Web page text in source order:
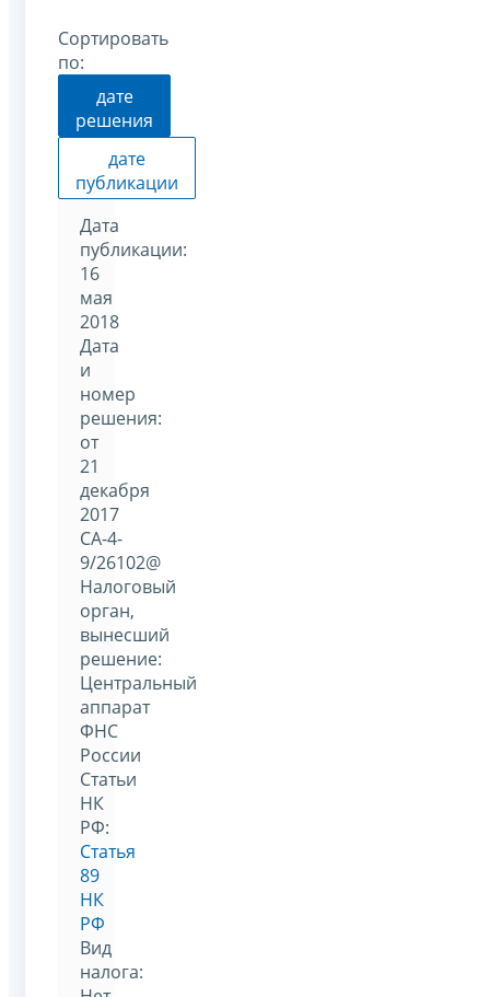
Сортировать
по:
дате
решения
дате
публикации
Дата
публикации:
16
мая
2018
Дата
и
номер
решения:
от
21
декабря
2017
СА-4-
9/26102@
Налоговый
орган,
вынесший
решение:
Центральный
аппарат
ФНС
России
Статьи
НК
РФ:
Статья
89
НК
РФ
Вид
налога: